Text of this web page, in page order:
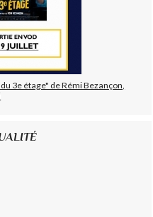
3e étage" de Rémi Bezançon,